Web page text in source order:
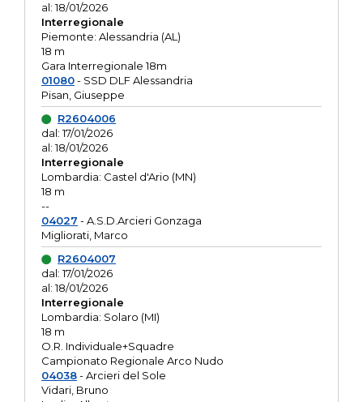
al: 18/01/2026
Interregionale
Piemonte: Alessandria (AL)
18 m
Gara Interregionale 18m
01080- SSD DLF Alessandria
Pisan, Giuseppe
R2604006
dal: 17/01/2026
al: 18/01/2026
Interregionale
Lombardia: Castel d'Ario (MN)
18 m
--
04027 - A.S.D.Arcieri Gonzaga
Migliorati, Marco
R2604007
dal: 17/01/2026
al: 18/01/2026
Interregionale
Lombardia: Solaro (MI)
18 m
O.R. Individuale+Squadre
Campionato Regionale Arco Nudo
04038- Arcieri del Sole
Vidari, Bruno